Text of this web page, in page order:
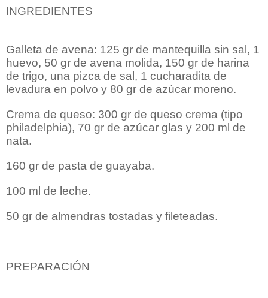
INGREDIENTES
Galleta de avena: 125 gr de mantequilla sin sal, 1
huevo, 50 gr de avena molida, 150 gr de harina
de trigo, una pizca de sal, 1 cucharadita de
levadura en polvo y 80 gr de azúcar moreno.
Crema de queso: 300 gr de queso crema (tipo
philadelphia), 70 gr de azúcar glas y 200 ml de
nata.
160 gr de pasta de guayaba.
100 ml de leche.
50 gr de almendras tostadas y fileteadas.
PREPARACIÓN